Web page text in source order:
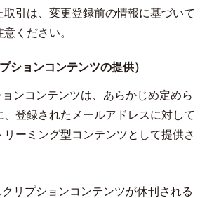
引は、変更登録前の情報に基づいて
ください。
ションコンテンツの提供）
ンコンテンツは、あらかじめ定めら
登録されたメールアドレスに対して
ーミング型コンテンツとして提供さ
リプションコンテンツが休刊される